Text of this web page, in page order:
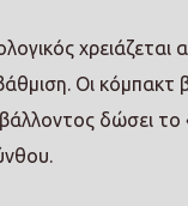
Οι κόμπακτ
δώσει